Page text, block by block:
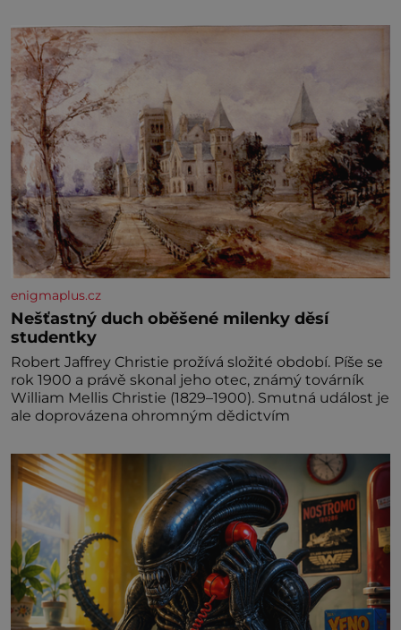
enigmaplus.cz
Nešťastný duch oběšené milenky děsí
studentky
Robert Jaffrey Christie prožívá složité období. Píše se
rok 1900 a právě skonal jeho otec, známý továrník
William Mellis Christie (1829–1900). Smutná událost je
ale doprovázena ohromným dědictvím